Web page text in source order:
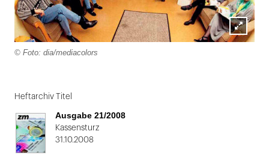
Lightbox
© Foto: dia/mediacolors
1
von
2
Heftarchiv Titel
Ausgabe 21/2008
Kassensturz
31.10.2008